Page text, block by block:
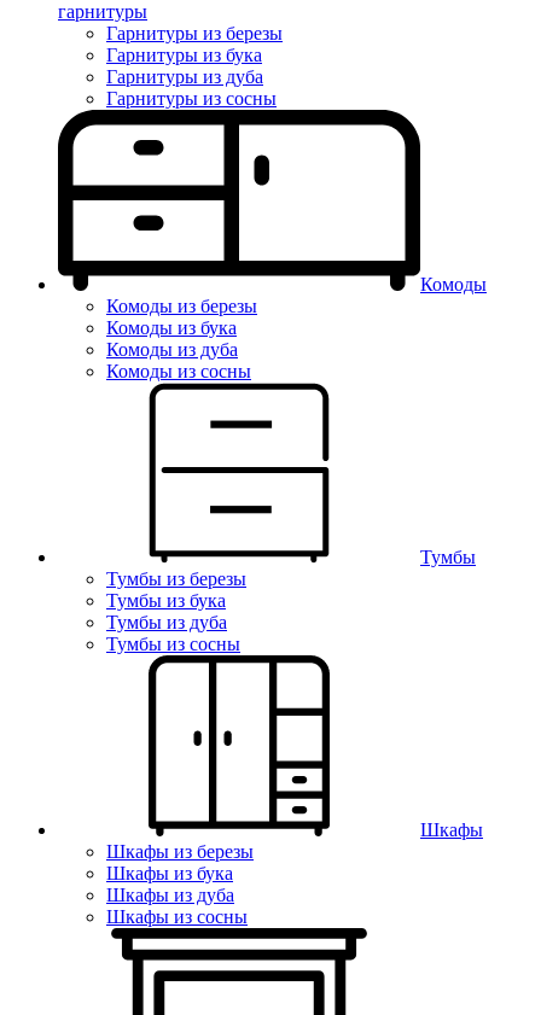
гарнитуры
Гарнитуры из березы
Гарнитуры из бука
Гарнитуры из дуба
Гарнитуры из сосны
Комоды
Комоды из березы
Комоды из бука
Комоды из дуба
Комоды из сосны
Тумбы
Тумбы из березы
Тумбы из бука
Тумбы из дуба
Тумбы из сосны
Шкафы
Шкафы из березы
Шкафы из бука
Шкафы из дуба
Шкафы из сосны